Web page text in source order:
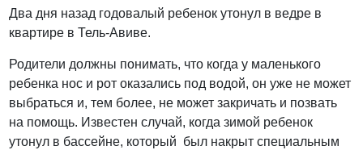
Два дня назад годовалый ребенок утонул в ведре в
квартире в Тель-Авиве.
Родители должны понимать, что когда у маленького
ребенка нос и рот оказались под водой, он уже не может
выбраться и, тем более, не может закричать и позвать
на помощь. Известен случай, когда зимой ребенок
утонул в бассейне, который был накрыт специальным